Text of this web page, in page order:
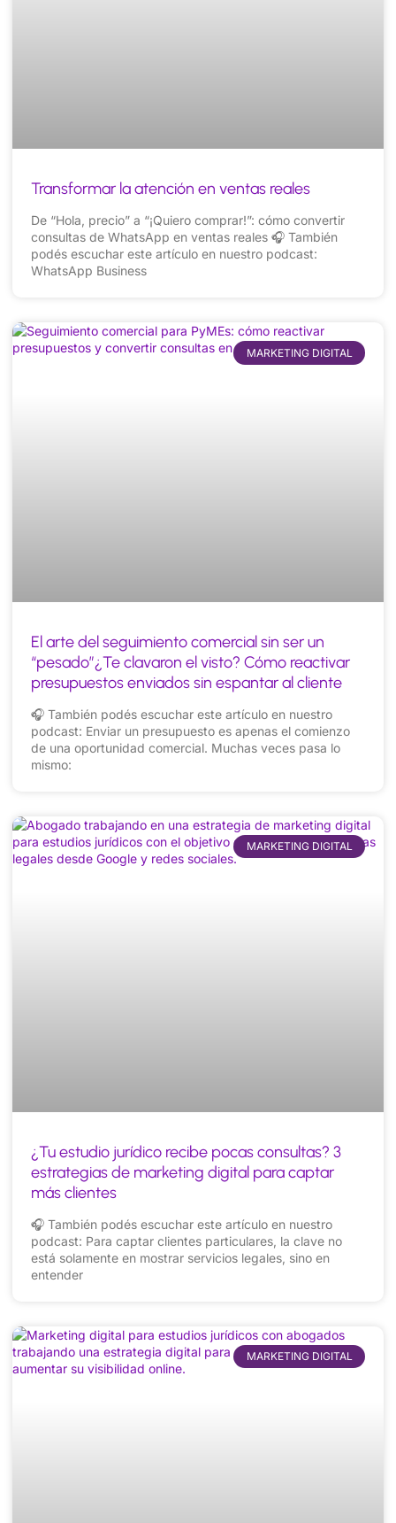
Transformar la atención en ventas reales
De “Hola, precio” a “¡Quiero comprar!”: cómo convertir
consultas de WhatsApp en ventas reales 🎧 También
podés escuchar este artículo en nuestro podcast:
WhatsApp Business
MARKETING DIGITAL
El arte del seguimiento comercial sin ser un
“pesado”¿Te clavaron el visto? Cómo reactivar
presupuestos enviados sin espantar al cliente
🎧 También podés escuchar este artículo en nuestro
podcast: Enviar un presupuesto es apenas el comienzo
de una oportunidad comercial. Muchas veces pasa lo
mismo:
MARKETING DIGITAL
¿Tu estudio jurídico recibe pocas consultas? 3
estrategias de marketing digital para captar
más clientes
🎧 También podés escuchar este artículo en nuestro
podcast: Para captar clientes particulares, la clave no
está solamente en mostrar servicios legales, sino en
entender
MARKETING DIGITAL